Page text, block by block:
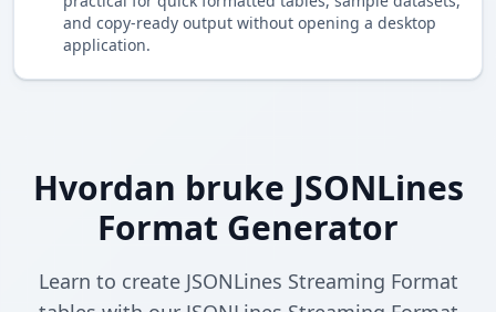
and copy-ready output without opening a desktop
application.
Hvordan bruke JSONLines
Format Generator
Learn to create JSONLines Streaming Format